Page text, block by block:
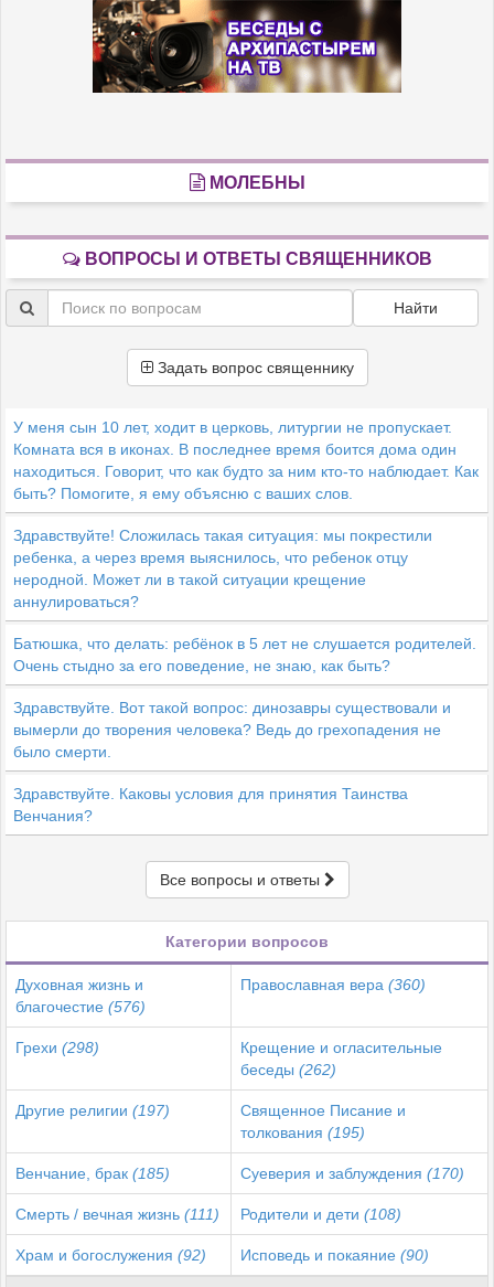
МОЛЕБНЫ
ВОПРОСЫ И ОТВЕТЫ СВЯЩЕННИКОВ
Найти
Задать вопрос священнику
У меня сын 10 лет, ходит в церковь, литургии не пропускает.
Комната вся в иконах. В последнее время боится дома один
находиться. Говорит, что как будто за ним кто-то наблюдает. Как
быть? Помогите, я ему объясню с ваших слов.
Здравствуйте! Сложилась такая ситуация: мы покрестили
ребенка, а через время выяснилось, что ребенок отцу
неродной. Может ли в такой ситуации крещение
аннулироваться?
Батюшка, что делать: ребёнок в 5 лет не слушается родителей.
Очень стыдно за его поведение, не знаю, как быть?
Здравствуйте. Вот такой вопрос: динозавры существовали и
вымерли до творения человека? Ведь до грехопадения не
было смерти.
Здравствуйте. Каковы условия для принятия Таинства
Венчания?
Все вопросы и ответы
Категории вопросов
Духовная жизнь и
благочестие (576)
Православная вера (360)
Грехи (298)
Крещение и огласительные
беседы (262)
Другие религии (197)
Священное Писание и
толкования (195)
Венчание, брак (185) Суеверия и заблуждения (170)
Смерть / вечная жизнь (111) Родители и дети (108)
Храм и богослужения (92) Исповедь и покаяние (90)